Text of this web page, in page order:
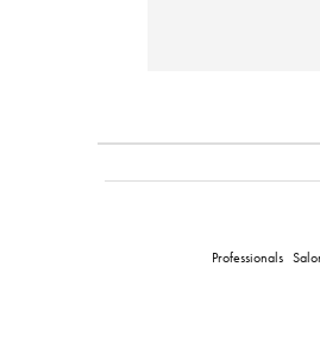
Professionals